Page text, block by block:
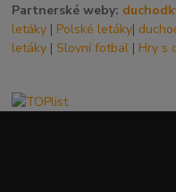
Partnerské weby:
letáky | Polské letáky|
letáky | Slovní fotbal | Hry s